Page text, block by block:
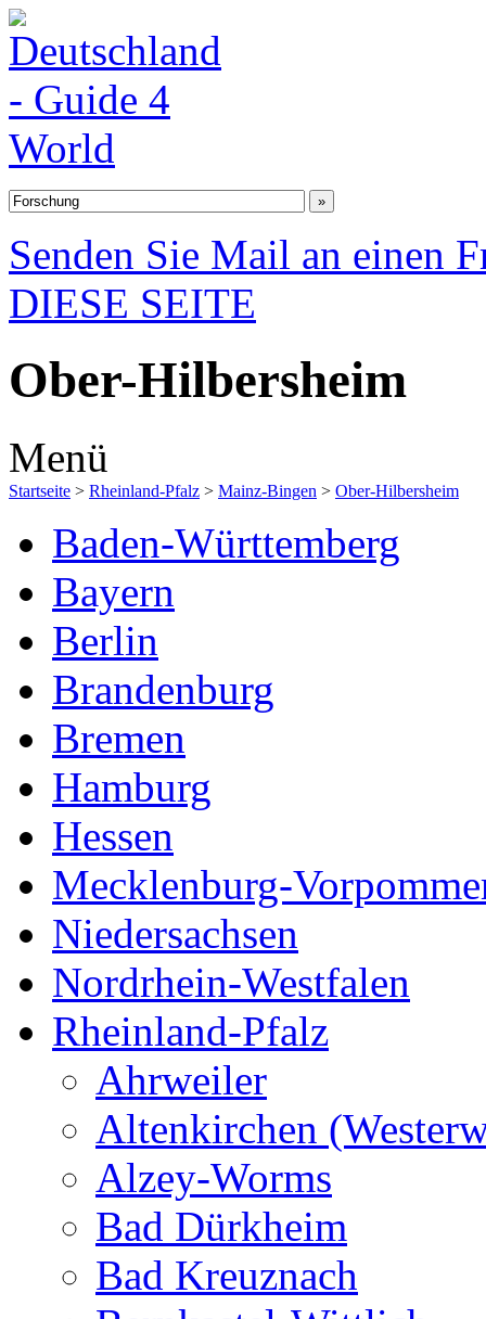
Senden Sie Mail an einen
DIESE SEITE
Ober-Hilbersheim
Menü
Startseite > Rheinland-Pfalz > Mainz-Bingen > Ober-Hilbersheim
Baden-Württemberg
Bayern
Berlin
Brandenburg
Bremen
Hamburg
Hessen
Mecklenburg-
Niedersachsen
Nordrhein-Westfalen
Rheinland-Pfalz
Ahrweiler
Altenkirchen
Alzey-Worms
Bad Dürkheim
Bad Kreuznach